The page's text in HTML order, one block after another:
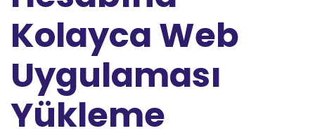
Kolayca Web
Uygulaması
Yükleme